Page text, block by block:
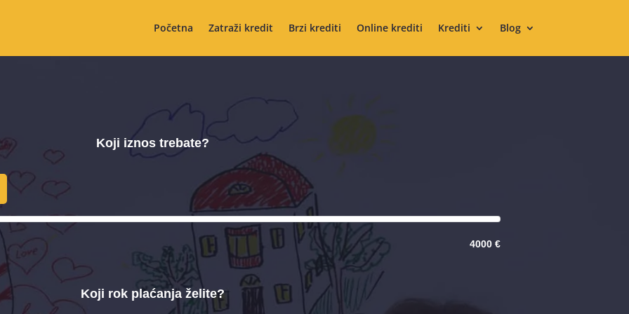
Početna Zatraži kredit Brzi krediti Online krediti Krediti Blog
Koji iznos trebate?
4000 €
Koji rok plaćanja želite?